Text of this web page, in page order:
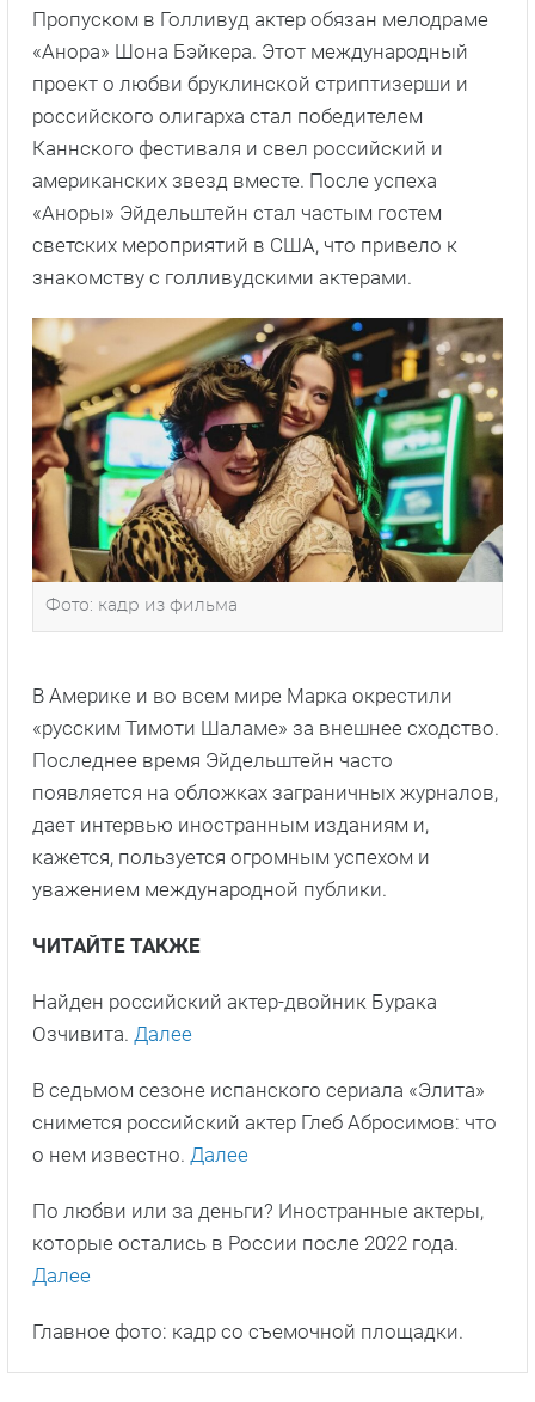
Пропуском в Голливуд актер обязан мелодраме
«Анора» Шона Бэйкера. Этот международный
проект о любви бруклинской стриптизерши и
российского олигарха стал победителем
Каннского фестиваля и свел российский и
американских звезд вместе. После успеха
«Аноры» Эйдельштейн стал частым гостем
светских мероприятий в США, что привело к
знакомству с голливудскими актерами.
Фото: кадр из фильма
В Америке и во всем мире Марка окрестили
«русским Тимоти Шаламе» за внешнее сходство.
Последнее время Эйдельштейн часто
появляется на обложках заграничных журналов,
дает интервью иностранным изданиям и,
кажется, пользуется огромным успехом и
уважением международной публики.
ЧИТАЙТЕ ТАКЖЕ
Найден российский актер-двойник Бурака
Озчивита. Далее
В седьмом сезоне испанского сериала «Элита»
снимется российский актер Глеб Абросимов: что
о нем известно. Далее
По любви или за деньги? Иностранные актеры,
которые остались в России после 2022 года.
Далее
Главное фото: кадр со съемочной площадки.